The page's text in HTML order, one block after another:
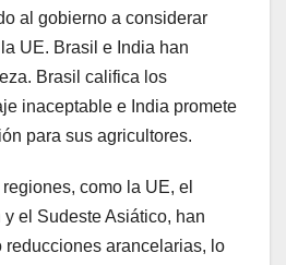
al gobierno a considerar
UE. Brasil e India han
Brasil califica los
inaceptable e India promete
para sus agricultores.
como la UE, el
el Sudeste Asiático, han
reducciones arancelarias, lo